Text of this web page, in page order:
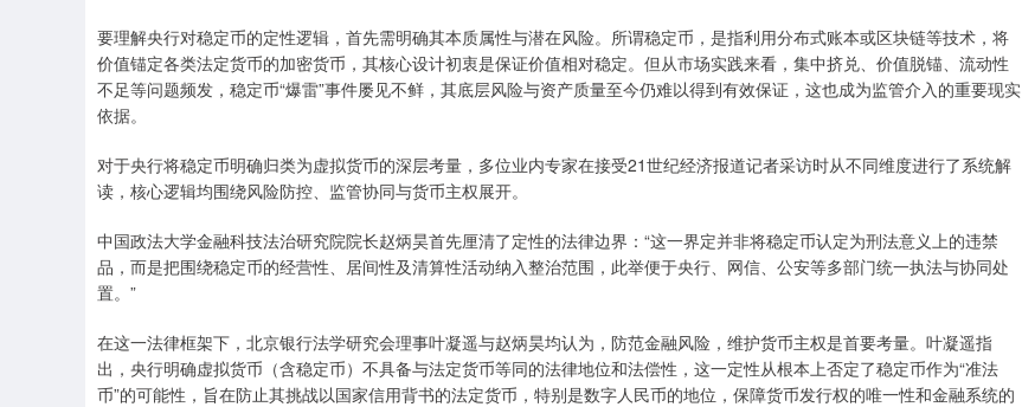
要理解央行对稳定币的定性逻辑，首先需明确其本质属性与潜在风险。所谓稳定币，是指利用分布式账本或区块链等技术，将
价值锚定各类法定货币的加密货币，其核心设计初衷是保证价值相对稳定。但从市场实践来看，集中挤兑、价值脱锚、流动性
不足等问题频发，稳定币“爆雷”事件屡见不鲜，其底层风险与资产质量至今仍难以得到有效保证，这也成为监管介入的重要现实
依据。
对于央行将稳定币明确归类为虚拟货币的深层考量，多位业内专家在接受21世纪经济报道记者采访时从不同维度进行了系统解
读，核心逻辑均围绕风险防控、监管协同与货币主权展开。
中国政法大学金融科技法治研究院院长赵炳昊首先厘清了定性的法律边界：“这一界定并非将稳定币认定为刑法意义上的违禁
品，而是把围绕稳定币的经营性、居间性及清算性活动纳入整治范围，此举便于央行、网信、公安等多部门统一执法与协同处
置。”
在这一法律框架下，北京银行法学研究会理事叶凝遥与赵炳昊均认为，防范金融风险，维护货币主权是首要考量。叶凝遥指
出，央行明确虚拟货币（含稳定币）不具备与法定货币等同的法律地位和法偿性，这一定性从根本上否定了稳定币作为“准法
币”的可能性，旨在防止其挑战以国家信用背书的法定货币，特别是数字人民币的地位，保障货币发行权的唯一性和金融系统的